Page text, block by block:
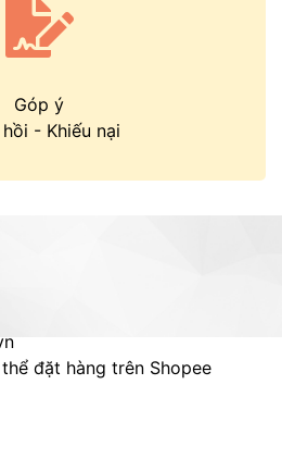
Góp ý
hồi - Khiếu nại
đặt hàng trên Shopee